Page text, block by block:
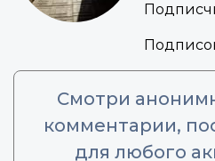
Смотри
комментарии,
для любого